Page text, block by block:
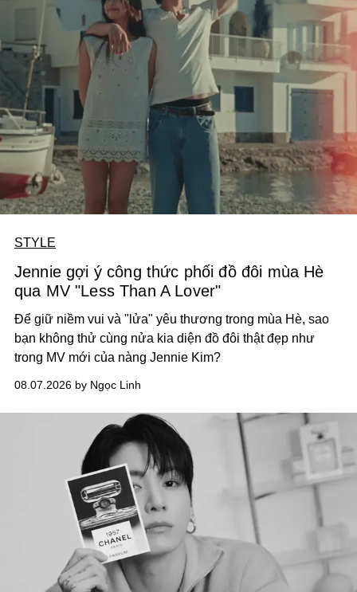
STYLE
Jennie gợi ý công thức phối đồ đôi mùa Hè
qua MV "Less Than A Lover"
Để giữ niềm vui và "lửa" yêu thương trong mùa Hè, sao
bạn không thử cùng nửa kia diện đồ đôi thật đẹp như
trong MV mới của nàng Jennie Kim?
08.07.2026 by Ngọc Linh